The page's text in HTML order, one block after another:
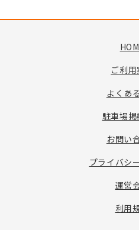
ご利用
よくあ
駐車場
お問い
プライバシ
運営
利用